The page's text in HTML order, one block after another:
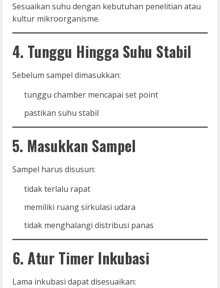
Sesuaikan suhu dengan kebutuhan penelitian atau
kultur mikroorganisme.
4. Tunggu Hingga Suhu Stabil
Sebelum sampel dimasukkan:
tunggu chamber mencapai set point
pastikan suhu stabil
5. Masukkan Sampel
Sampel harus disusun:
tidak terlalu rapat
memiliki ruang sirkulasi udara
tidak menghalangi distribusi panas
6. Atur Timer Inkubasi
Lama inkubasi dapat disesuaikan: